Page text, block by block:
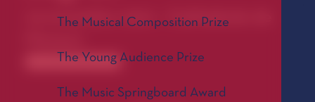
The Musical Composition Prize
The Young Audience Prize
The Music Springboard Award
13 novembre 2021 - Cathédrale de
Les autres rendez-vous